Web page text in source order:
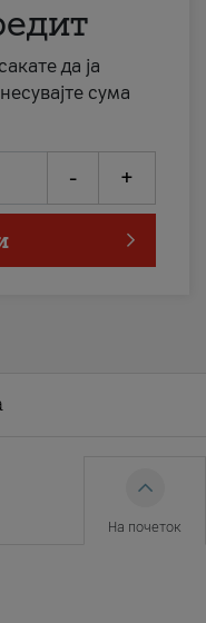
да ја
сума
- +
На почеток